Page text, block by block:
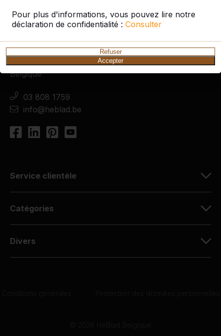
Pour plus d'informations, vous pouvez lire notre
déclaration de confidentialité : Consulter
Refuser
Accepter
Contact
Lange Lozanastraat 142
2018 Antwerpen
Belgique
03 808 1759
info@heblad.be
Service clientèle
Catégories
Divers